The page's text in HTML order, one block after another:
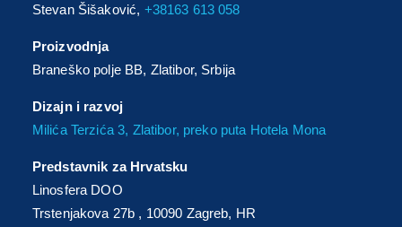
Stevan Šišaković, +38163 613 058
Proizvodnja
Braneško polje BB, Zlatibor, Srbija
Dizajn i razvoj
Milića Terzića 3, Zlatibor, preko puta Hotela Mona
Predstavnik za Hrvatsku
Linosfera DOO
Trstenjakova 27b , 10090 Zagreb, HR